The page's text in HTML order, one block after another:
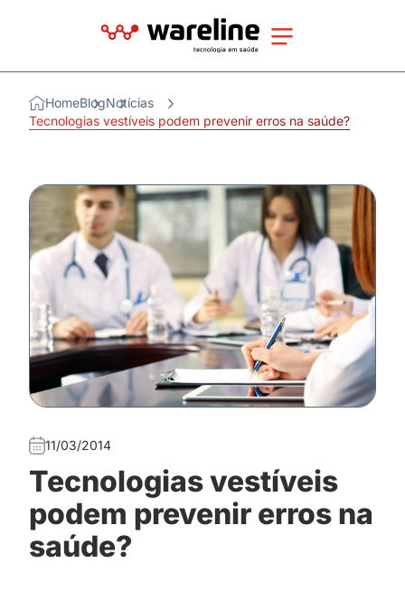
HomeBlogNotícias
Tecnologias vestíveis podem prevenir erros na saúde?
11/03/2014
Tecnologias vestíveis
podem prevenir erros na
saúde?